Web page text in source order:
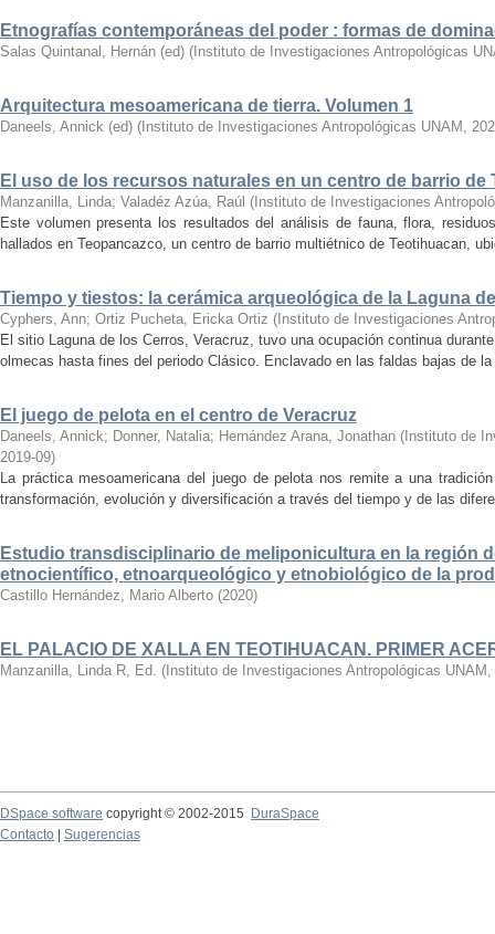
Etnografías contemporáneas del poder : formas de
Salas Quintanal, Hernán (ed) ( Instituto de Investigaciones Antropológicas
Arquitectura mesoamericana de tierra. Volumen 1
Daneels, Annick (ed) ( Instituto de Investigaciones Antropológicas UNAM ,
El uso de los recursos naturales en un centro de barrio de
Manzanilla, Linda; Valadéz Azúa, Raúl ( Instituto de Investigaciones
Este volumen presenta los resultados del análisis de fauna, flora,
hallados en Teopancazco, un centro de barrio multiétnico de Teotihuacan,
Tiempo y tiestos: la cerámica arqueológica de la Laguna
Cyphers, Ann; Ortiz Pucheta, Ericka Ortiz ( Instituto de Investigaciones
El sitio Laguna de los Cerros, Veracruz, tuvo una ocupación continua
olmecas hasta fines del periodo Clásico. Enclavado en las faldas bajas de
El juego de pelota en el centro de Veracruz
Daneels, Annick; Donner, Natalia; Hernández Arana, Jonathan ( Instituto de
2019-09)
La práctica mesoamericana del juego de pelota nos remite a una
transformación, evolución y diversificación a través del tiempo y de las
Estudio transdisciplinario de meliponicultura en la región
etnocientífico, etnoarqueológico y etnobiológico de la
Castillo Hernández, Mario Alberto (2020)
EL PALACIO DE XALLA EN TEOTIHUACAN. PRIMER
Manzanilla, Linda R, Ed. ( Instituto de Investigaciones Antropológicas UNAM ,
DSpace software copyright © 2002-2015
DuraSpace
Contacto
Sugerencias